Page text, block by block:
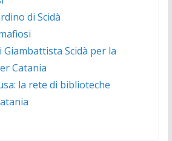
di Scidà
Giambattista Scidà per la
Catania
la rete di biblioteche